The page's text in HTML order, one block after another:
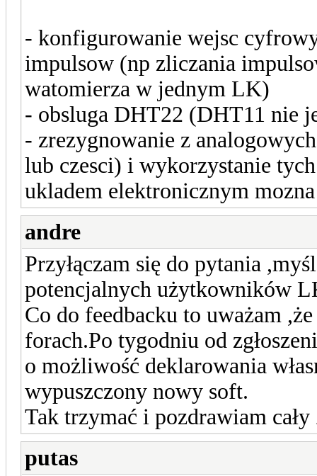
- konfigurowanie wejsc
impulsow (np zliczania
watomierza w jednym LK)
- obsluga DHT22 (DHT11 nie
- zrezygnowanie z
lub czesci) i wykorzystanie
ukladem elektronicznym
andre
Przyłączam się do pytania
potencjalnych użytkowników
Co do feedbacku to uważam
forach.Po tygodniu od
o możliwość deklarowania
wypuszczony nowy soft.
Tak trzymać i pozdrawiam cały
putas